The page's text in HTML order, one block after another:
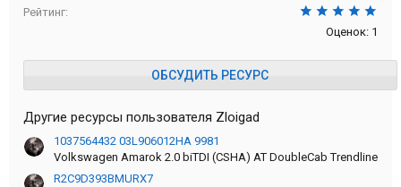
Рейтинг
Оценок: 1
ОБСУДИТЬ РЕСУРС
Другие ресурсы пользователя Zloigad
1037564432 03L906012HA 9981
Volkswagen Amarok 2.0 biTDI (CSHA) AT DoubleCab Trendline
R2C9D393BMURX7